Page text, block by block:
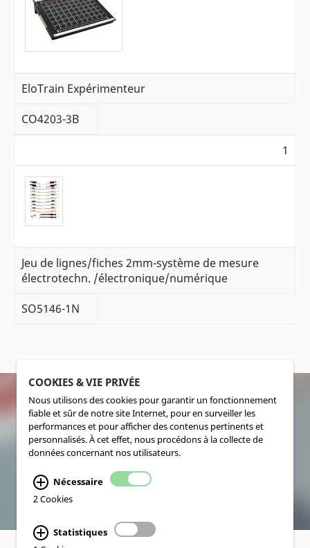
EloTrain Expérimenteur
CO4203-3B
1
Jeu de lignes/fiches 2mm-système de mesure
électrotechn. /électronique/numérique
SO5146-1N
SOCIALMEDIA
COOKIES & VIE PRIVÉE
Nous utilisons des cookies pour garantir un fonctionnement
fiable et sûr de notre site Internet, pour en surveiller les
performances et pour afficher des contenus pertinents et
personnalisés. À cet effet, nous procédons à la collecte de
données concernant nos utilisateurs.
Nécessaire
2 Cookies
Statistiques